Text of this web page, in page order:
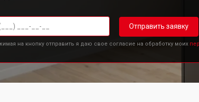
Отправить заявку
на кнопку отправить я даю свое согласие на обработку моих